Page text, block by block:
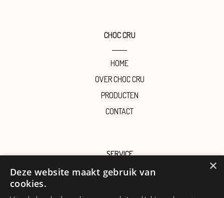
CHOC CRU
HOME
OVER CHOC CRU
PRODUCTEN
CONTACT
SERVICE
×
Deze website maakt gebruik van
cookies.